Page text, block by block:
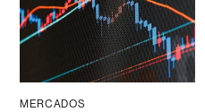
MERCADOS